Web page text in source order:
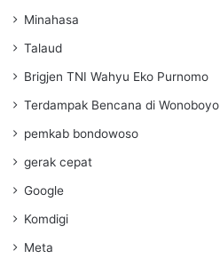
Minahasa
Talaud
Brigjen TNI Wahyu Eko Purnomo
Terdampak Bencana di Wonoboyo
pemkab bondowoso
gerak cepat
Google
Komdigi
Meta